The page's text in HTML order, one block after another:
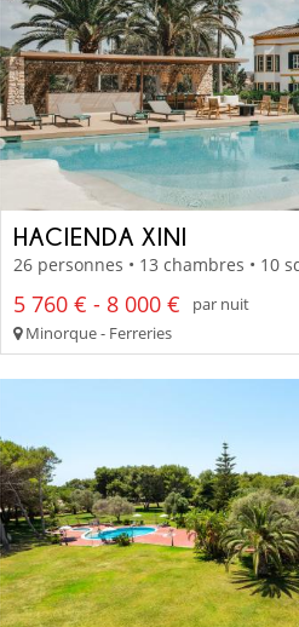
HACIENDA XINI
26 personnes • 13 chambres • 10
5 760 € - 8 000 €
par nuit
Minorque - Ferreries